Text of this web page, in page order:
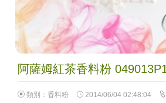
阿薩姆紅茶香料粉
類別： 香料粉 2014/06/04 02:48:04